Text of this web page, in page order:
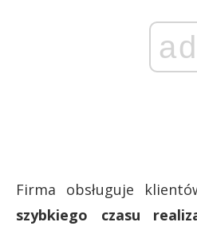
ad
Firma obsługuje
szybkiego czasu